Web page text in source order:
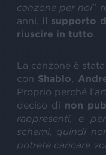
canzone per noi”
anni,
il supporto
riuscire in tutto
La canzone è
con Shablo
Proprio perché
deciso di non
rappresenti, e
schemi, quindi
potrete caricare